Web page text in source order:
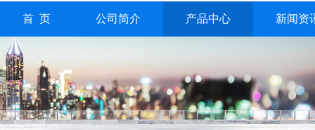
首 页 公司简介 产品中心 新闻资